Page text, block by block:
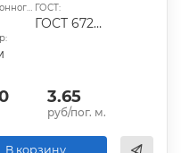
Вес погонного метра, кг: ГОСТ:
ГОСТ 6727-80
3.65
руб/пог. м.
В корзину